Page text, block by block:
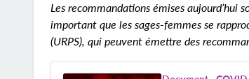
Les recommandations émises
important que les sages-femmes se
(URPS), qui peuvent émettre des